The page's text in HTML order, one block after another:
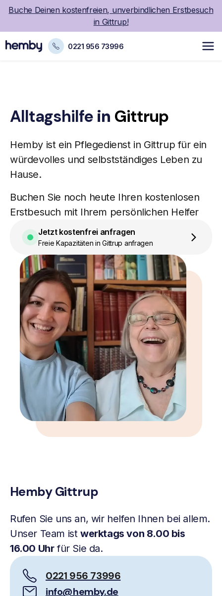
Buche Deinen kostenfreien, unverbindlichen Erstbesuch
in Gittrup!
0221 956 73996
Alltagshilfe in Gittrup
Hemby ist ein Pflegedienstin Gittrup für ein
würdevolles und selbstständiges Leben zu
Hause.
Buchen Sie noch heute Ihren kostenlosen
Erstbesuch mit Ihrem persönlichen Helfer
Jetzt kostenfrei anfragen
Freie Kapazitäten in Gittrup anfragen
Hemby Gittrup
Rufen Sie uns an, wir helfen Ihnen bei allem.
Unser Team ist werktags von 8.00 bis
16.00 Uhrfür Sie da.
0221 956 73996
info@hemby.de